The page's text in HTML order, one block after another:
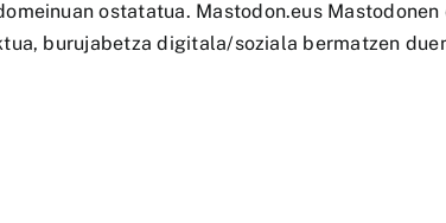
ostatatua. Mastodon.eus
burujabetza digitala/soziala bermatzen